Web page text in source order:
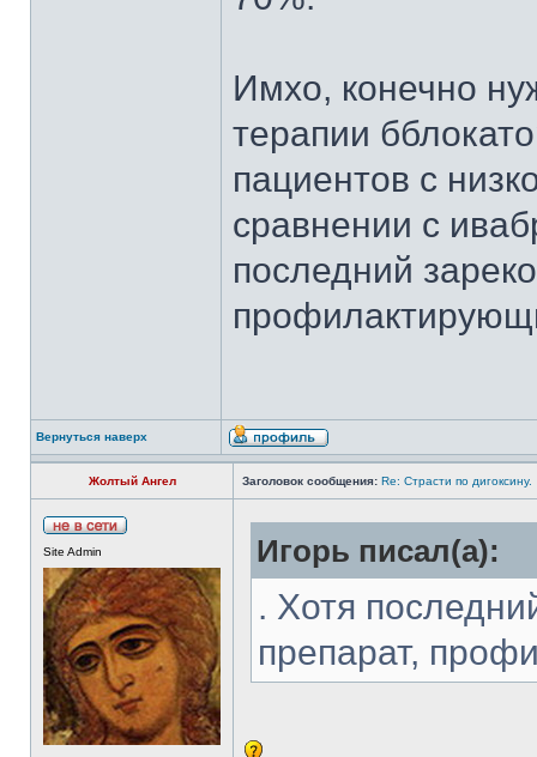
Имхо, конечно
терапии
пациентов с
сравнении с
последний
Вернуться наверх
Жолтый Ангел Заголовок сообщения: Re: Страсти по дигоксину.
Site Admin Игорь писал(а):
. Хотя
препарат,